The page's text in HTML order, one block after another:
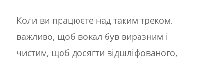
Коли ви працюєте над таким треком,
важливо, щоб вокал був виразним і
чистим, щоб досягти відшліфованого,